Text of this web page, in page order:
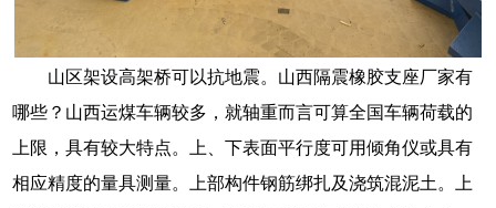
山区架设高架桥可以抗地震。山西隔震橡胶支座厂家有
哪些？山西运煤车辆较多，就轴重而言可算全国车辆荷载的
上限，具有较大特点。上、下表面平行度可用倾角仪或具有
相应精度的量具测量。上部构件钢筋绑扎及浇筑混泥土。上